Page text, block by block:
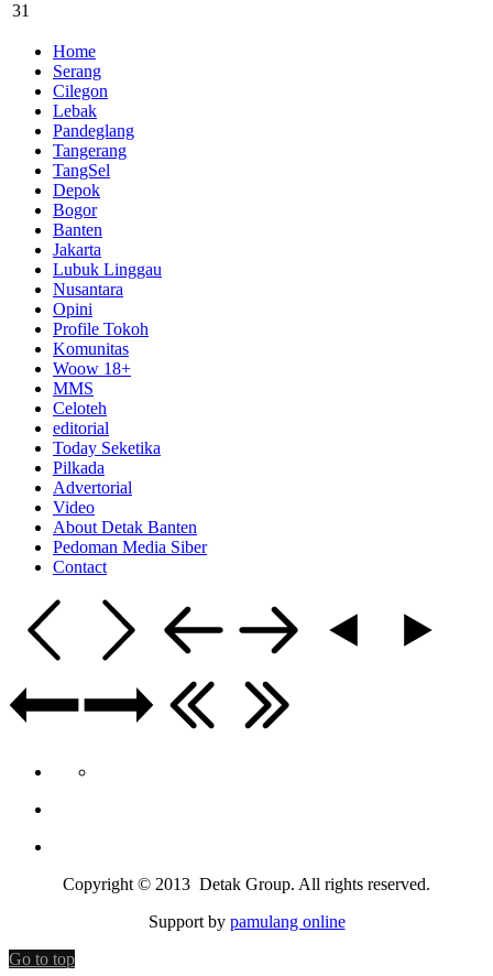
31
Home
Serang
Cilegon
Lebak
Pandeglang
Tangerang
TangSel
Depok
Bogor
Banten
Jakarta
Lubuk Linggau
Nusantara
Opini
Profile Tokoh
Komunitas
Woow 18+
MMS
Celoteh
editorial
Today Seketika
Pilkada
Advertorial
Video
About Detak Banten
Pedoman Media Siber
Contact
Copyright © 2013 Detak Group. All rights reserved.
Support by pamulang online
Go to top